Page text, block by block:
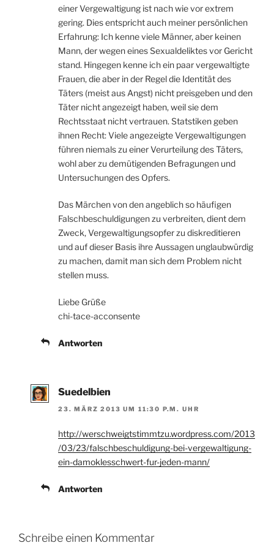
einer Vergewaltigung ist nach wie vor extrem
gering. Dies entspricht auch meiner persönlichen
Erfahrung: Ich kenne viele Männer, aber keinen
Mann, der wegen eines Sexualdeliktes vor Gericht
stand. Hingegen kenne ich ein paar vergewaltigte
Frauen, die aber in der Regel die Identität des
Täters (meist aus Angst) nicht preisgeben und den
Täter nicht angezeigt haben, weil sie dem
Rechtsstaat nicht vertrauen. Statstiken geben
ihnen Recht: Viele angezeigte Vergewaltigungen
führen niemals zu einer Verurteilung des Täters,
wohl aber zu demütigenden Befragungen und
Untersuchungen des Opfers.
Das Märchen von den angeblich so häufigen
Falschbeschuldigungen zu verbreiten, dient dem
Zweck, Vergewaltigungsopfer zu diskreditieren
und auf dieser Basis ihre Aussagen unglaubwürdig
zu machen, damit man sich dem Problem nicht
stellen muss.
Liebe Grüße
chi-tace-acconsente
Antworten
Suedelbien
23. MÄRZ 2013 UM 11:30 P.M. UHR
http://werschweigtstimmtzu.wordpress.com/2013
/03/23/falschbeschuldigung-bei-vergewaltigung-
ein-damoklesschwert-fur-jeden-mann/
Antworten
Schreibe einen Kommentar